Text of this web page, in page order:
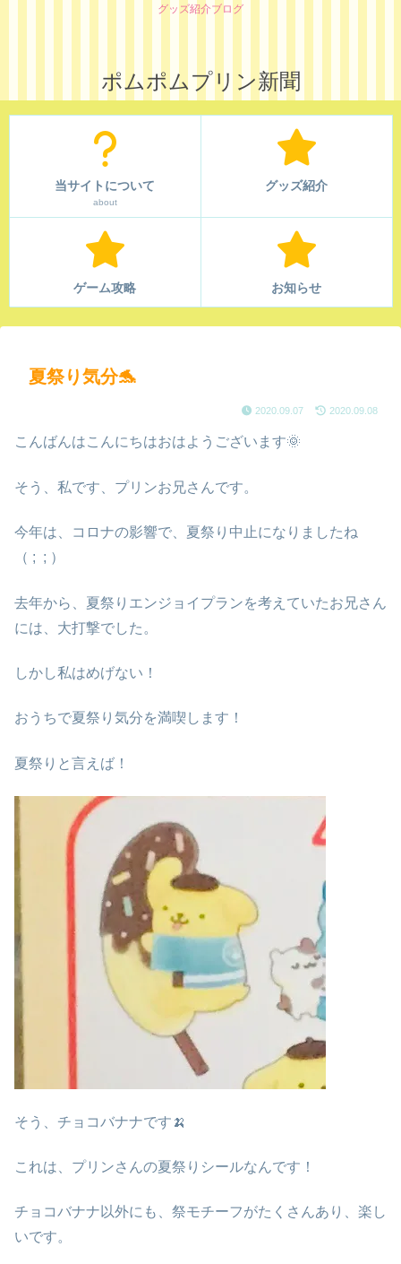
グッズ紹介ブログ
ポムポムプリン新聞
当サイトについて
about
グッズ紹介
ゲーム攻略 お知らせ
夏祭り気分🐬
2020.09.07 2020.09.08
こんばんはこんにちはおはようございます🌞
そう、私です、プリンお兄さんです。
今年は、コロナの影響で、夏祭り中止になりましたね
（ ; ; ）
去年から、夏祭りエンジョイプランを考えていたお兄さん
には、大打撃でした。
しかし私はめげない！
おうちで夏祭り気分を満喫します！
夏祭りと言えば！
そう、チョコバナナです🍌
これは、プリンさんの夏祭りシールなんです！
チョコバナナ以外にも、祭モチーフがたくさんあり、楽し
いです。